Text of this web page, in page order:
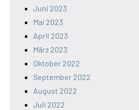
Juni 2023
Mai 2023
April 2023
März 2023
Oktober 2022
September 2022
August 2022
Juli 2022